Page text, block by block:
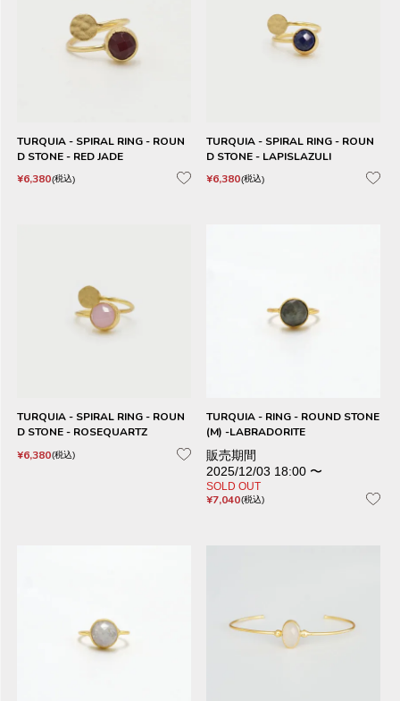
TURQUIA - SPIRAL RING - ROUN
D STONE - RED JADE
¥6,380 税込
TURQUIA - SPIRAL RING - ROUN
D STONE - LAPISLAZULI
¥6,380 税込
TURQUIA - SPIRAL RING - ROUN
D STONE - ROSEQUARTZ
¥6,380 税込
TURQUIA - RING - ROUND STONE
(M) -LABRADORITE
販売期間
2025/12/03 18:00 〜
SOLD OUT
¥7,040 税込